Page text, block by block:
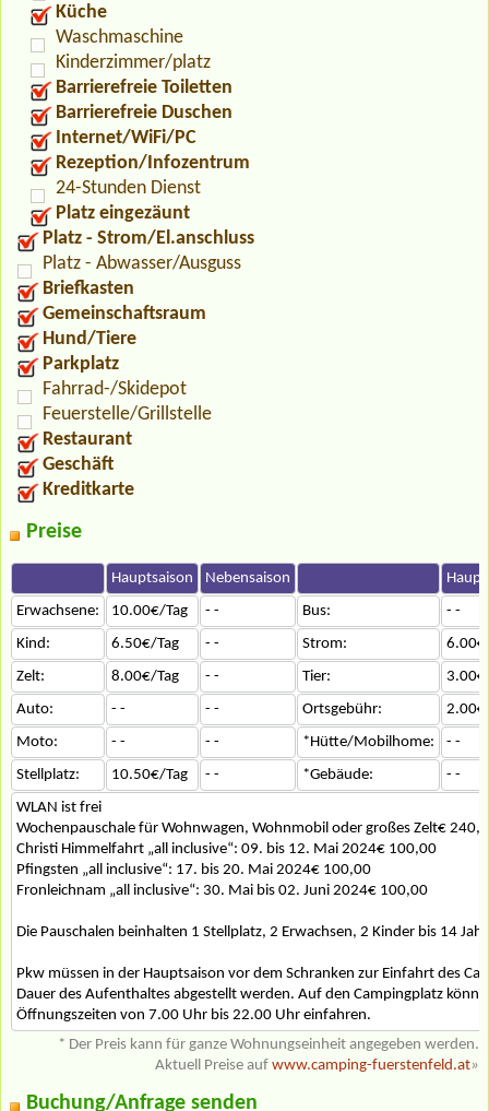
Küche
Waschmaschine
Kinderzimmer/platz
Barrierefreie Toiletten
Barrierefreie Duschen
Internet/WiFi/PC
Rezeption/Infozentrum
24-Stunden Dienst
Platz eingezäunt
Platz - Strom/El.anschluss
Platz - Abwasser/Ausguss
Briefkasten
Gemeinschaftsraum
Hund/Tiere
Parkplatz
Fahrrad-/Skidepot
Feuerstelle/Grillstelle
Restaurant
Geschäft
Kreditkarte
Preise
Hauptsaison Nebensaison
Erwachsene:
10.00€/Tag - - Bus:
- -
Kind:
6.50€/Tag - - Strom:
Zelt:
8.00€/Tag - - Tier:
Auto:
- - - - Ortsgebühr:
Moto:
- - - - *Hütte/Mobilhome:
- -
Stellplatz:
10.50€/Tag - - *Gebäude:
- -
WLAN ist frei
Wochenpauschale für Wohnwagen, Wohnmobil oder großes Zelt€
Christi Himmelfahrt „all inclusive“: 09. bis 12. Mai 2024€ 100,00
Pfingsten „all inclusive“: 17. bis 20. Mai 2024€ 100,00
Fronleichnam „all inclusive“: 30. Mai bis 02. Juni 2024€ 100,00
Die Pauschalen beinhalten 1 Stellplatz, 2 Erwachsen, 2 Kinder bis 14
Pkw müssen in der Hauptsaison vor dem Schranken zur Einfahrt des
Dauer des Aufenthaltes abgestellt werden. Auf den Campingplatz
Öffnungszeiten von 7.00 Uhr bis 22.00 Uhr einfahren.
* Der Preis kann für ganze Wohnungseinheit angegeben werden.
Aktuell Preise auf www.camping-fuerstenfeld.at»
Buchung/Anfrage senden